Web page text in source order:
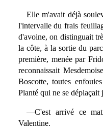
Elle m'avait déjà
l'intervalle du frais
d'avoine, on distinguait
la côte, à la sortie du
première, menée par
reconnaissait
Boscotte, toutes
Planté qui ne se déplaçait
—C'est arrivé ce
Valentine.